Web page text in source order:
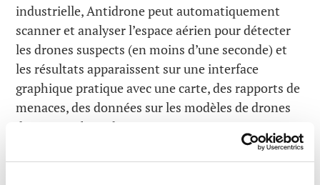
industrielle, Antidrone peut automatiquement
scanner et analyser l’espace aérien pour détecter
les drones suspects (en moins d’une seconde) et
les résultats apparaissent sur une interface
graphique pratique avec une carte, des rapports de
menaces, des données sur les modèles de drones
détectés et bien d’autres renseignements :